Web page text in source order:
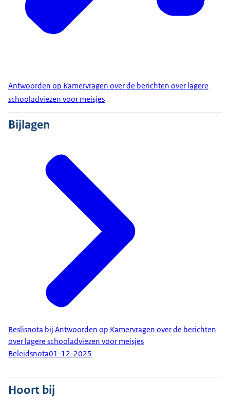
Antwoorden op Kamervragen over de berichten over lagere
schooladviezen voor meisjes
Bijlagen
Beslisnota bij Antwoorden op Kamervragen over de berichten
over lagere schooladviezen voor meisjes
Beleidsnota01-12-2025
Hoort bij